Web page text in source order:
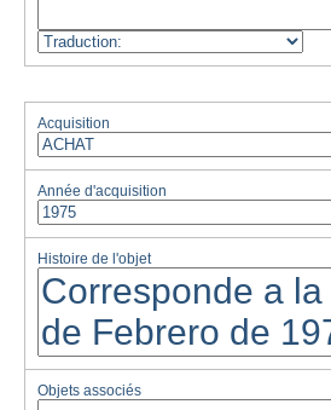
Acquisition
Année d'acquisition
Histoire de l'objet
Objets associés